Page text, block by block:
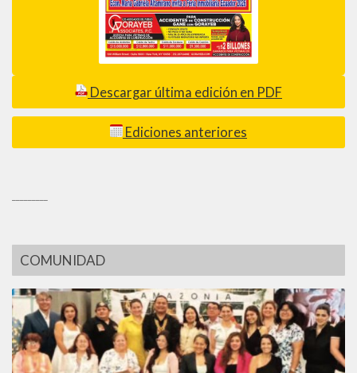
Descargar última edición en PDF
Ediciones anteriores
COMUNIDAD